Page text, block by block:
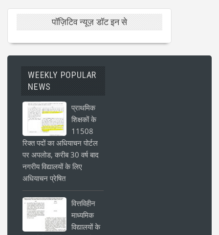
पॉज़िटिव न्यूज़ डॉट इन से
WEEKLY POPULAR
NEWS
प्राथमिक
शिक्षकों के
11508
रिक्त पदों का अधियाचन पोर्टल
पर अपलोड, करीब 30 वर्ष बाद
नगरीय विद्यालयों के लिए
अधियाचन प्रेषित
वित्तविहीन
माध्यमिक
विद्यालयों के